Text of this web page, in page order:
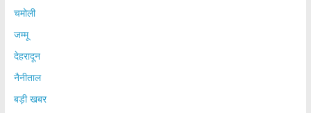
चमोली
जम्मू
देहरादून
नैनीताल
बड़ी खबर